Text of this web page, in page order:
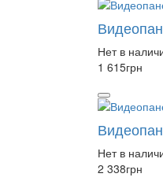
Нет в
1 615грн
Нет в
2 338грн